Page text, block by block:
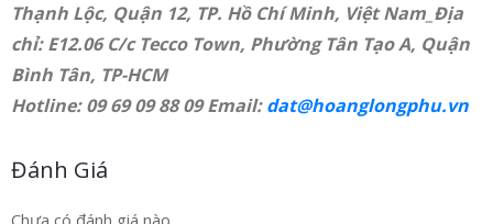
Thạnh Lộc, Quận 12, TP. Hồ Chí Minh, Việt Nam_Địa
chỉ: E12.06 C/c Tecco Town, Phường Tân Tạo A, Quận
Bình Tân, TP-HCM
Hotline: 09 69 09 88 09 Email:dat@hoanglongphu.vn
Đánh Giá